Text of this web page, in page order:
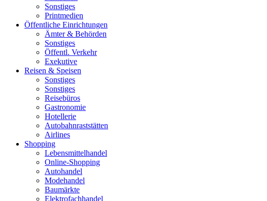
Sonstiges
Printmedien
Öffentliche Einrichtungen
Ämter & Behörden
Sonstiges
Öffentl. Verkehr
Exekutive
Reisen & Speisen
Sonstiges
Sonstiges
Reisebüros
Gastronomie
Hotellerie
Autobahnraststätten
Airlines
Shopping
Lebensmittelhandel
Online-Shopping
Autohandel
Modehandel
Baumärkte
Elektrofachhandel